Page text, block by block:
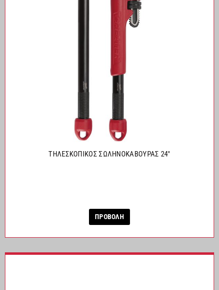
ΤΗΛΕΣΚΟΠΙΚΟΣ ΣΩΛΗΝΟΚΑΒΟΥΡΑΣ 24″
ΠΡΟΒΟΛΗ